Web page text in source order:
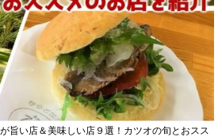
旨い店＆美味しい店９選！カツオの旬とおスス